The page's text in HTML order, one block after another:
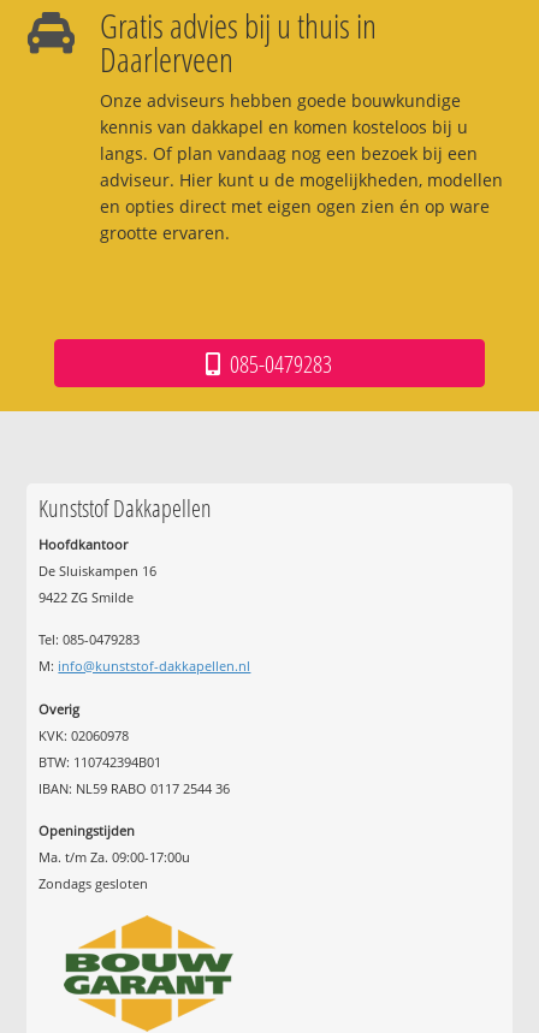
Gratis advies bij u thuis in
Daarlerveen
Onze adviseurs hebben goede bouwkundige
kennis van dakkapel en komen kosteloos bij u
langs. Of plan vandaag nog een bezoek bij een
adviseur. Hier kunt u de mogelijkheden, modellen
en opties direct met eigen ogen zien én op ware
grootte ervaren.
085-0479283
Kunststof Dakkapellen
Hoofdkantoor
De Sluiskampen 16
9422 ZG Smilde
Tel: 085-0479283
M: info@kunststof-dakkapellen.nl
Overig
KVK: 02060978
BTW: 110742394B01
IBAN: NL59 RABO 0117 2544 36
Openingstijden
Ma. t/m Za. 09:00-17:00u
Zondags gesloten